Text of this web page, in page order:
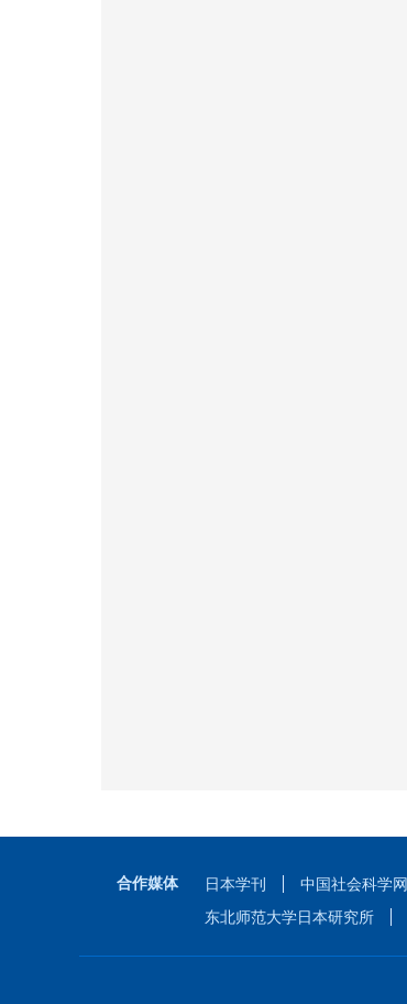
合作媒体 日本学刊 中国社会科学网
东北师范大学日本研究所